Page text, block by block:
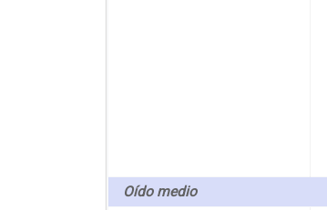
Oído medio